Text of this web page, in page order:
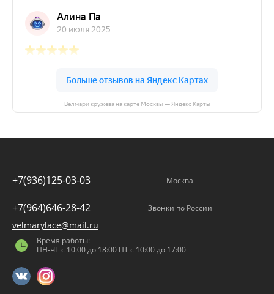
Велмари кружева на карте Москвы — Яндекс Карты
+7(936)125-03-03 Москва
+7(964)646-28-42 Звонки по России
velmarylace@mail.ru
Время работы:
ПН-ЧТ с 10:00 до 18:00 ПТ с 10:00 до 17:00